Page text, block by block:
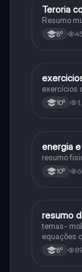
Fisica e
Teroria
Resumo
8º
Fisica e
exercícios
10º
Física
energia
resumo
10º
Fisica e
resumo
temas-
equações
8º